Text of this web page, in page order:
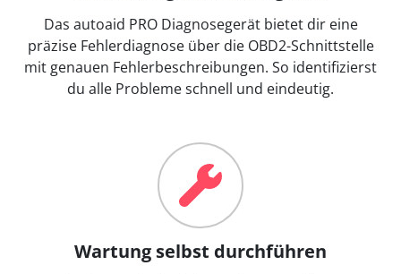
Das autoaid PRO Diagnosegerät bietet dir eine
präzise Fehlerdiagnose über die OBD2-Schnittstelle
mit genauen Fehlerbeschreibungen. So identifizierst
du alle Probleme schnell und eindeutig.
Wartung selbst durchführen